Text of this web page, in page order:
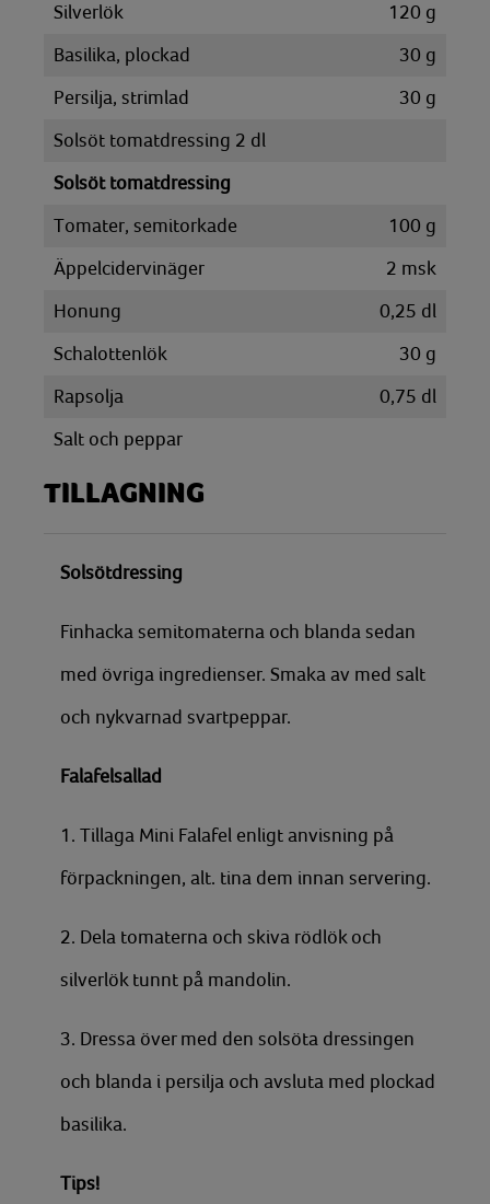
Silverlök
120 g
Basilika, plockad
30 g
Persilja, strimlad
30 g
Solsöt tomatdressing 2 dl
Solsöt tomatdressing
Tomater, semitorkade
100 g
Äppelcidervinäger
2 msk
Honung
0,25 dl
Schalottenlök
30 g
Rapsolja
0,75 dl
Salt och peppar
TILLAGNING
Solsötdressing
Finhacka semitomaterna och blanda sedan
med övriga ingredienser. Smaka av med salt
och nykvarnad svartpeppar.
Falafelsallad
1. Tillaga Mini Falafel enligt anvisning på
förpackningen, alt. tina dem innan servering.
2. Dela tomaterna och skiva rödlök och
silverlök tunnt på mandolin.
3. Dressa över med den solsöta dressingen
och blanda i persilja och avsluta med plockad
basilika.
Tips!